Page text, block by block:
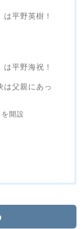
平野英樹！
平野海祝！
は父親にあっ
開設